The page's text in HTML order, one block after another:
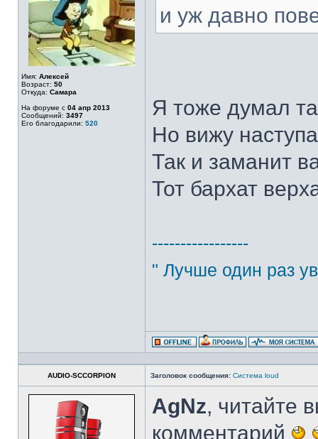
Имя: Алексей
Возраст: 50
Откуда: Самара
На форуме с 04 апр 2013
Сообщений: 3497
Его благодарили: 520
и уж давно
Я тоже думал
Но вижу
Так и заманит
Тот бархат
-----------------
" Лучше один раз
AUDIO-SCCORPION Заголовок сообщения: Система loud
AgNz, читайте
комментарий